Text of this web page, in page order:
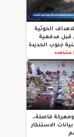
الحوثية
قبل مدفعية
جنوب الحديدة
فاصلة..
الاستنكار